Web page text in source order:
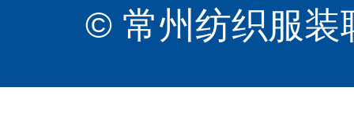
© 常州纺织服装